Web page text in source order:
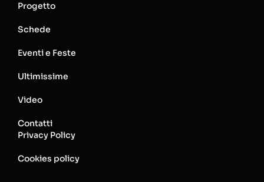
Progetto
Schede
Eventi e Feste
Ultimissime
Video
Contatti
Privacy Policy
Cookies policy